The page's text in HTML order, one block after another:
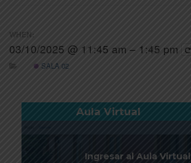
WHEN:
03/10/2025 @ 11:45 am – 1:45 pm
SALA 02
Aula Virtual
Ingresar al Aula Virtual